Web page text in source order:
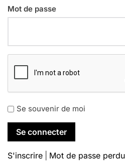
Mot de passe
Se souvenir de moi
S'inscrire Mot de passe